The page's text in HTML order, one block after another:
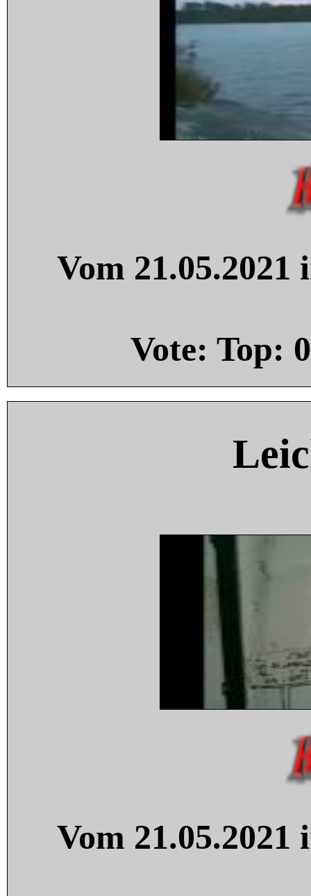
Vom
Vote: Top: 0
Vom